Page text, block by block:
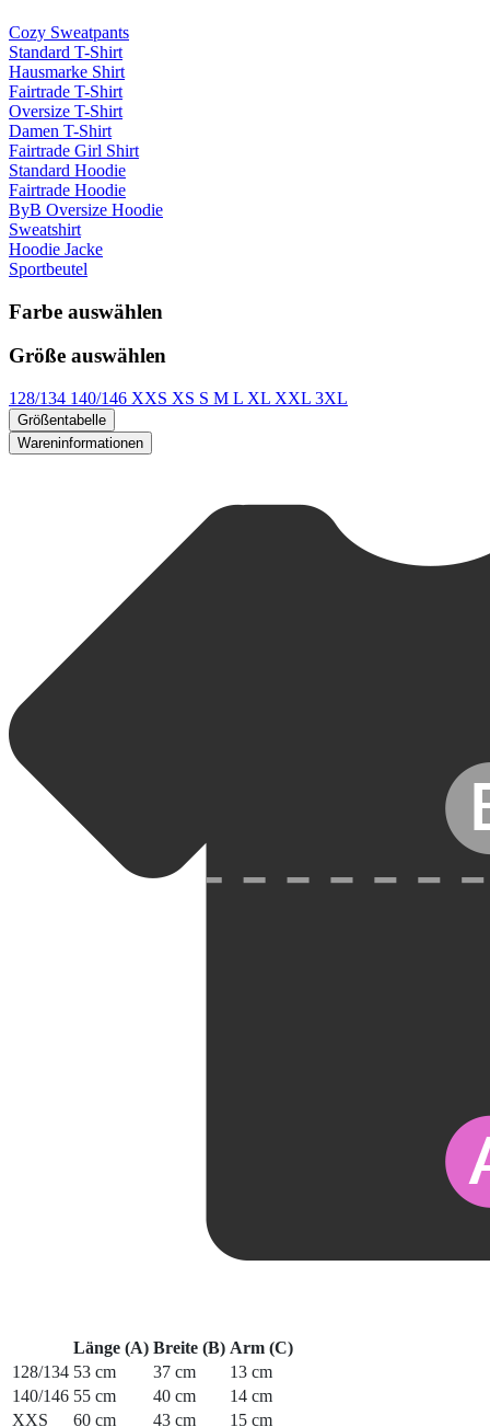
Cozy Sweatpants
Standard T-Shirt
Hausmarke Shirt
Fairtrade T-Shirt
Oversize T-Shirt
Damen T-Shirt
Fairtrade Girl Shirt
Standard Hoodie
Fairtrade Hoodie
ByB Oversize Hoodie
Sweatshirt
Hoodie Jacke
Sportbeutel
Farbe auswählen
Größe auswählen
128/134 140/146 XXS XS S M L XL XXL 3XL
Größentabelle
Wareninformationen
Länge (A) Breite (B) Arm (C)
128/134 53 cm 37 cm
13 cm
140/146 55 cm 40 cm
14 cm
XXS
60 cm 43 cm 15 cm